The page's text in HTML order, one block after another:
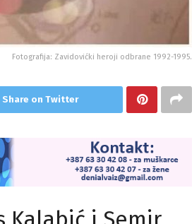
Fotografija: Zavidovićki heroji odbrane 1992-1995.
Share on Twitter